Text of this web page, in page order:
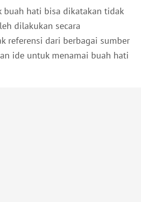
buah hati bisa dikatakan tidak
dilakukan secara
referensi dari berbagai sumber
ide untuk menamai buah hati